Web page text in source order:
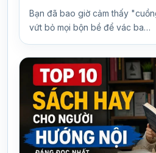
Bạn đã bao giờ cảm thấy
vứt bỏ mọi bộn bề để vác ba…